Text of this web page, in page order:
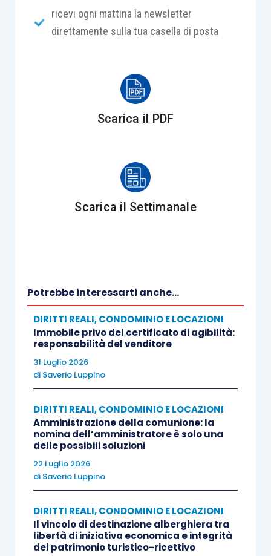
specialistici e conferma che ildifetto di
agibilità, ove collegato a carenze costruttive o
in modo significativo sul valore economico
dell’immobile, dando luogo a un
parametrato al concretodeprezzamento del
La vicenda trae origine dall’acquisto, avvenuto nel
marzo 2007, di un immobile ad uso abitativo
situato nel comune di Licciana Nardi da parte di
Tizio. A distanza di circa due anni dal rogito,
Secondo quanto emerso nel corso del giudizio, il
provvedimento amministrativo era collegato alla
mancata realizzazione di alcune opere di
convenzione urbanistica stipulata tra la società
costruttrice Gamma S.r.l. e l’ente locale, nonché
all’incompleto adempimento di ulteriori opere
previste dal capitolato dei lavori. L’acquirente
sosteneva quindi che l’immobile fosse affetto sia
da carenze costruttive sia da un difetto delle
qualità promesse al momento della vendita,
chiedendo la risoluzione del contratto e il
risarcimento dei danni subiti.
Nel corso del giudizio di primo grado, il Tribunale
ricevi ogni mattina la newsletter
direttamente sulla tua casella di posta
Scarica il PDF
Scarica il Settimanale
Potrebbe interessarti anche...
DIRITTI REALI, CONDOMINIO E LOCAZIONI
Immobile privo del certificato di agibilità:
responsabilità del venditore
31 Luglio 2026
di Saverio Luppino
DIRITTI REALI, CONDOMINIO E LOCAZIONI
Amministrazione della comunione: la
nomina dell’amministratore è solo una
delle possibili soluzioni
22 Luglio 2026
di Saverio Luppino
DIRITTI REALI, CONDOMINIO E LOCAZIONI
Il vincolo di destinazione alberghiera tra
libertà di iniziativa economica e integrità
del patrimonio turistico-ricettivo